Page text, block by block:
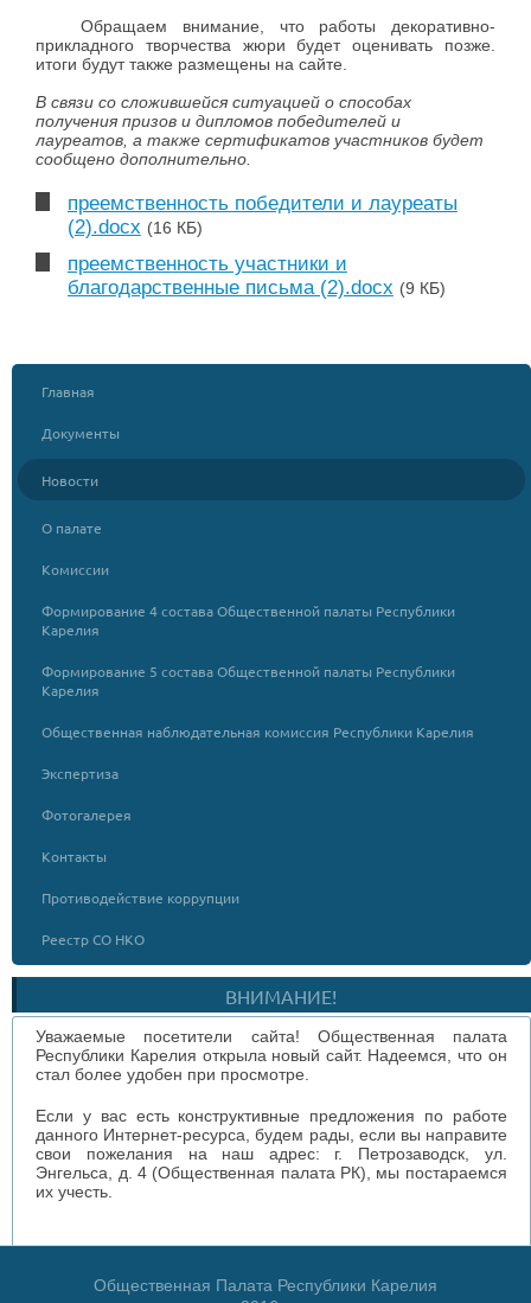
Обращаем внимание, что работы декоративно-
прикладного творчества жюри будет оценивать позже.
итоги будут также размещены на сайте.
В связи со сложившейся ситуацией о способах
получения призов и дипломов победителей и
лауреатов, а также сертификатов участников будет
сообщено дополнительно.
преемственность победители и лауреаты
(2).docx (16 КБ)
преемственность участники и
благодарственные письма (2).docx (9 КБ)
Главная
Документы
Новости
О палате
Комиссии
Формирование 4 состава Общественной палаты Республики
Карелия
Формирование 5 состава Общественной палаты Республики
Карелия
Общественная наблюдательная комиссия Республики Карелия
Экспертиза
Фотогалерея
Контакты
Противодействие коррупции
Реестр СО НКО
ВНИМАНИЕ!
Уважаемые посетители сайта! Общественная палата
Республики Карелия открыла новый сайт. Надеемся, что он
стал более удобен при просмотре.
Если у вас есть конструктивные предложения по работе
данного Интернет-ресурса, будем рады, если вы направите
свои пожелания на наш адрес: г. Петрозаводск, ул.
Энгельса, д. 4 (Общественная палата РК), мы постараемся
их учесть.
Общественная Палата Республики Карелия